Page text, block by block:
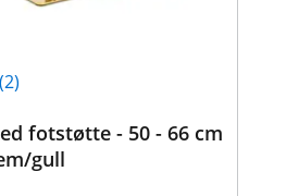
(2)
fotstøtte - 50 - 66 cm
gull